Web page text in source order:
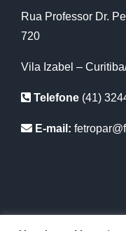
Rua Professor Dr.
720
Vila Izabel –
Telefone (41)
E-mail: